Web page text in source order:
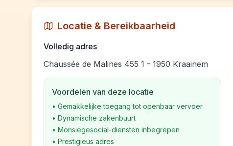
Locatie & Bereikbaarheid
Volledig adres
Chaussée de Malines 455 1 - 1950 Kraainem
Voordelen van deze locatie
• Gemakkelijke toegang tot openbaar vervoer
• Dynamische zakenbuurt
• Monsiegesocial-diensten inbegrepen
• Prestigieus adres